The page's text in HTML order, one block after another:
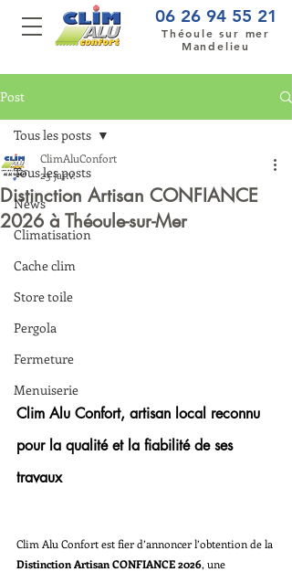
06 26 94 55 21
Théoule sur mer
Mandelieu
Post
Tous les posts
News
Climatisation
Cache clim
Store toile
Pergola
Fermeture
Menuiserie
Tous les posts
Distinction Artisan CONFIANCE
2026 à Théoule-sur-Mer
ClimAluConfort
23 janv.
Clim Alu Confort, artisan local reconnu
pour la qualité et la fiabilité de ses
travaux
Clim Alu Confort est fier d’annoncer l’obtention de la
Distinction Artisan CONFIANCE 2026, une